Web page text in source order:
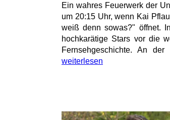
Ein wahres Feuerwerk der
um 20:15 Uhr, wenn Kai
weiß denn sowas?" öffnet.
hochkarätige Stars vor die
Fernsehgeschichte. An der
weiterlesen